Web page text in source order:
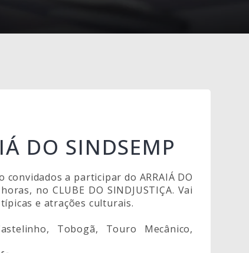
DO SINDSEMP
a participar do ARRAIÁ DO
no CLUBE DO SINDJUSTIÇA. Vai
e atrações culturais.
Tobogã, Touro Mecânico,